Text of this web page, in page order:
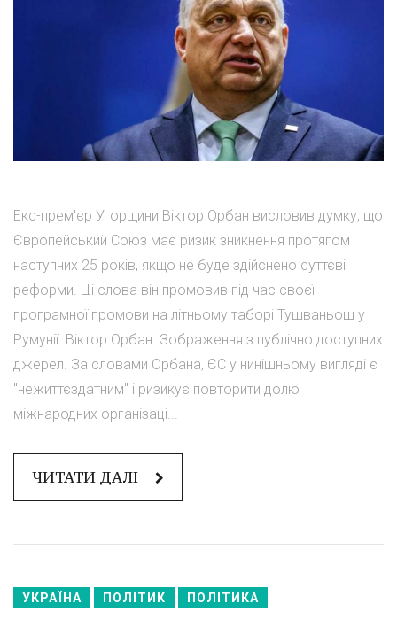
Екс-прем'єр Угорщини Віктор Орбан висловив думку, що
Європейський Союз має ризик зникнення протягом
наступних 25 років, якщо не буде здійснено суттєві
реформи. Ці слова він промовив під час своєї
програмної промови на літньому таборі Тушваньош у
Румунії. Віктор Орбан. Зображення з публічно доступних
джерел. За словами Орбана, ЄС у нинішньому вигляді є
"нежиттєздатним" і ризикує повторити долю
міжнародних організаці...
ЧИТАТИ ДАЛІ
УКРАЇНА ПОЛІТИК ПОЛІТИКА